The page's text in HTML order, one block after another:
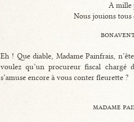
À mille
Nous jouions tous
Eh ! Que diable, Madame Painfrais,
voulez qu’un procureur fiscal chargé
s’amuse encore à vous conter fleurette ?
madame